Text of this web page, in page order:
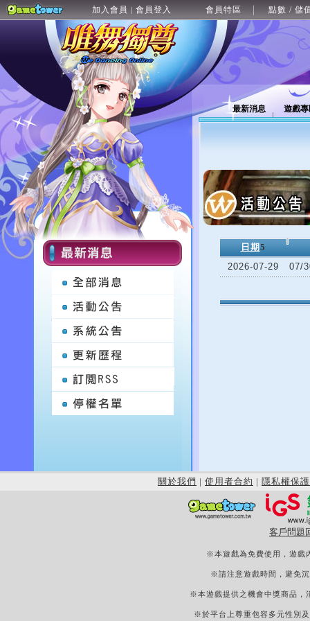
加入會員 | 會員登入 會員特區 點數 / 儲
最新消息 遊戲
日期 5
2026-07-29
07/
關於我們 | 使用者合約 | 隱私權保護
客戶問題
※本遊戲為免費使用，遊戲
※請注意遊戲時間，避免
※本遊戲提供之機會中獎商品，
※於平台上尊重包容多元性別